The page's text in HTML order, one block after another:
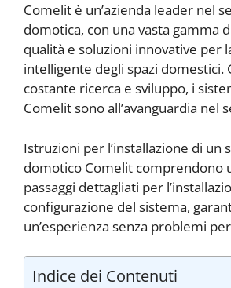
Comelit è un’azienda leader nel
domotica, con una vasta gamma
qualità e soluzioni innovative per
intelligente degli spazi domestici.
costante ricerca e sviluppo, i
Comelit sono all’avanguardia nel
Istruzioni per l’installazione di un
domotico Comelit comprendono
passaggi dettagliati per
configurazione del sistema,
un’esperienza senza problemi
Indice dei Contenuti